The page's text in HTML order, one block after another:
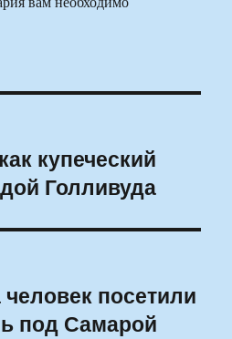
купеческий
Голливуда
посетили
под Самарой